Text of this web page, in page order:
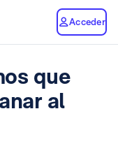
Acceder
que
al